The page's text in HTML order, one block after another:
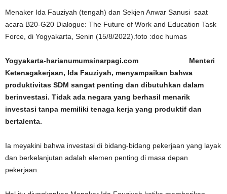
Menaker Ida Fauziyah (tengah) dan Sekjen Anwar Sanusi saat
acara B20-G20 Dialogue: The Future of Work and Education Task
Force, di Yogyakarta, Senin (15/8/2022).foto :doc humas
Yogyakarta-harianumumsinarpagi.com Menteri
Ketenagakerjaan, Ida Fauziyah, menyampaikan bahwa
produktivitas SDM sangat penting dan dibutuhkan dalam
berinvestasi. Tidak ada negara yang berhasil menarik
investasi tanpa memiliki tenaga kerja yang produktif dan
bertalenta.
Ia meyakini bahwa investasi di bidang-bidang pekerjaan yang layak
dan berkelanjutan adalah elemen penting di masa depan
pekerjaan.